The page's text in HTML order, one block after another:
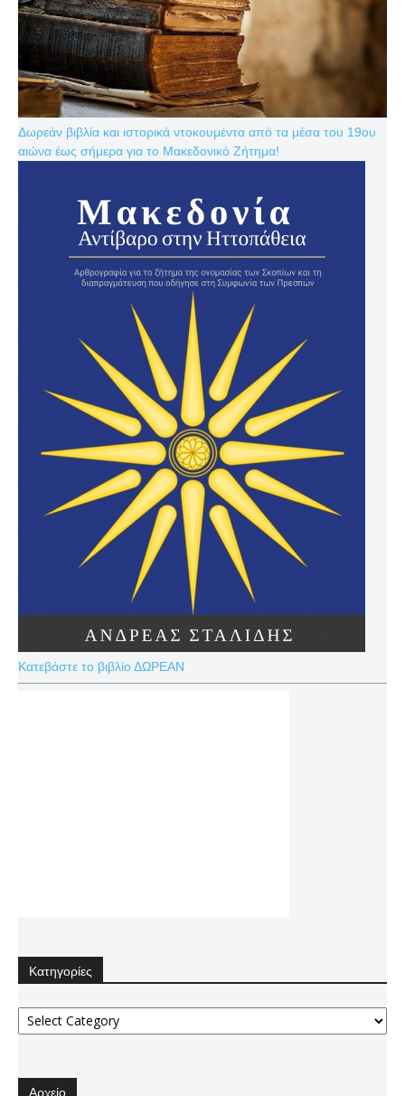
Δωρεάν βιβλία και ιστορικά ντοκουμέντα από τα μέσα του 19ου
αιώνα έως σήμερα για το Μακεδονικό Ζήτημα!
Κατεβάστε το βιβλίο ΔΩΡΕΑΝ
Κατηγορίες
Κατηγορίες
Αρχείο